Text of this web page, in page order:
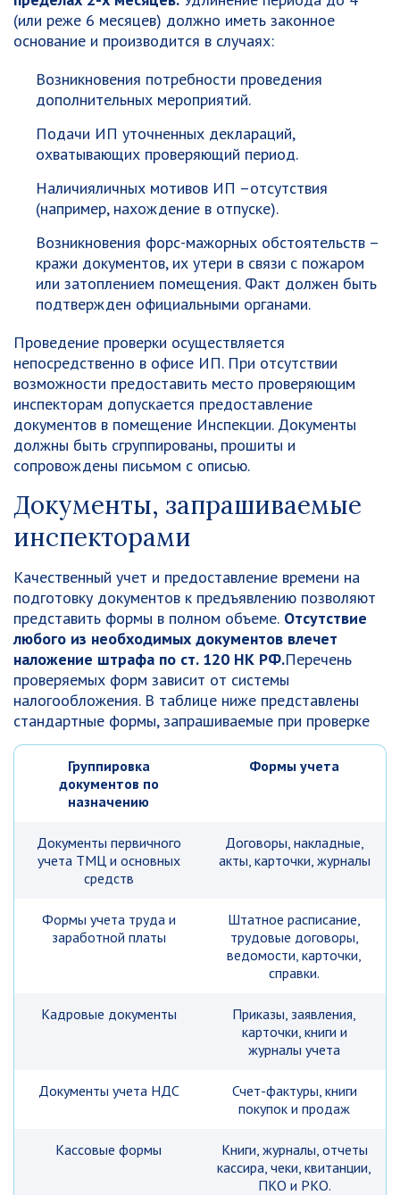
(или реже 6 месяцев) должно иметь законное
основание и производится в случаях:
Возникновения потребности проведения
дополнительных мероприятий.
Подачи ИП уточненных деклараций,
охватывающих проверяющий период.
Наличияличных мотивов ИП –отсутствия
(например, нахождение в отпуске).
Возникновения форс-мажорных обстоятельств –
кражи документов, их утери в связи с пожаром
или затоплением помещения. Факт должен быть
подтвержден официальными органами.
Проведение проверки осуществляется
непосредственно в офисе ИП. При отсутствии
возможности предоставить место проверяющим
инспекторам допускается предоставление
документов в помещение Инспекции. Документы
должны быть сгруппированы, прошиты и
сопровождены письмом с описью.
Документы, запрашиваемые
инспекторами
Качественный учет и предоставление времени на
подготовку документов к предъявлению позволяют
представить формы в полном объеме. Отсутствие
любого из необходимых документов влечет
наложение штрафа по ст. 120 НК РФ.Перечень
проверяемых форм зависит от системы
налогообложения. В таблице ниже представлены
стандартные формы, запрашиваемые при проверке
Группировка
документов по
назначению
Формы учета
Документы первичного
учета ТМЦ и основных
средств
Договоры, накладные,
акты, карточки, журналы
Формы учета труда и
заработной платы
Штатное расписание,
трудовые договоры,
ведомости, карточки,
справки.
Кадровые документы
Приказы, заявления,
карточки, книги и
журналы учета
Документы учета НДС
Счет-фактуры, книги
покупок и продаж
Кассовые формы
Книги, журналы, отчеты
кассира, чеки, квитанции,
ПКО и РКО.